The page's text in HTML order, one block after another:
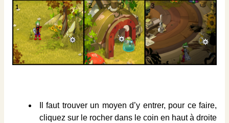
Il faut trouver un moyen d’y entrer, pour ce faire,
cliquez sur le rocher dans le coin en haut à droite